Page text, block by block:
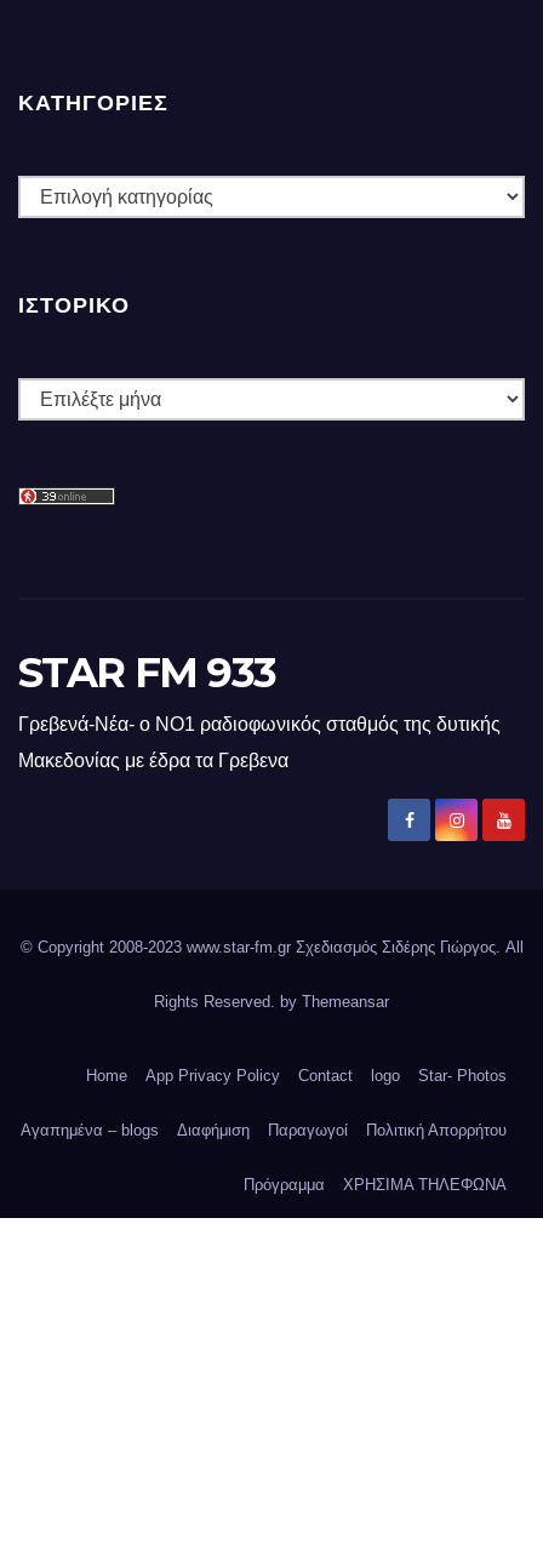
ΚΑΤΗΓΟΡΙΕΣ
ΚΑΤΗΓΟΡΙΕΣ
ΙΣΤΟΡΙΚΌ
Ιστορικό
STAR FM 933
Γρεβενά-Νέα- ο ΝΟ1 ραδιοφωνικός σταθμός της δυτικής
Μακεδονίας με έδρα τα Γρεβενα
© Copyright 2008-2023 www.star-fm.gr Σχεδιασμός Σιδέρης Γιώργος. All
Rights Reserved. by Themeansar
Home App Privacy Policy Contact logo Star- Photos
Αγαπημένα – blogs Διαφήμιση Παραγωγοί Πολιτική Απορρήτου
Πρόγραμμα ΧΡΗΣΙΜΑ ΤΗΛΕΦΩΝΑ